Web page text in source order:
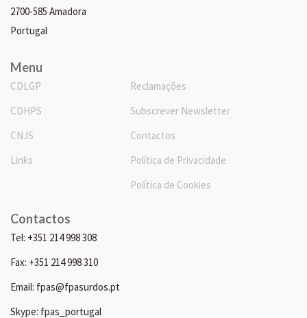
2700-585 Amadora
Portugal
Menu
CDLGP
CDHPS
CNJS
Links
Reclamações
Subscrever Newsletter
Contactos
Política de Privacidade
Política de Cookies
Contactos
Tel: +351 214 998 308
Fax: +351 214 998 310
Email: fpas@fpasurdos.pt
Skype: fpas_portugal